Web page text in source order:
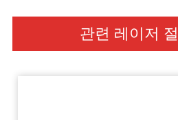
관련 레이저